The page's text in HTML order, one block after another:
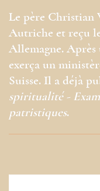
Le père Christian
Autriche et reçu
Allemagne.
exerça un
Suisse. Il a déjà
spiritualité -
patristiques.